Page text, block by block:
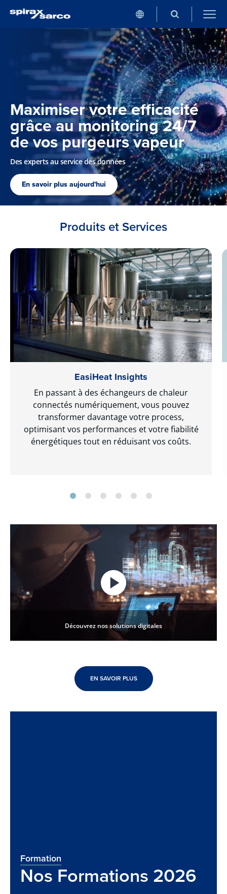
Maximiser votre efficacité
grâce au monitoring 24/7
de vos purgeurs vapeur
Des experts au service des données
En savoir plus aujourd'hui
Produits et Services
EasiHeat Insights
En passant à des échangeurs de chaleur
connectés numériquement, vous pouvez
transformer davantage votre process,
optimisant vos performances et votre fiabilité
énergétiques tout en réduisant vos coûts.
Découvrez nos solutions digitales
EN SAVOIR PLUS
Formation
Nos Formations 2026